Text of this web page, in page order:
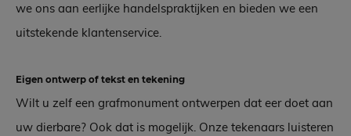
we ons aan eerlijke handelspraktijken en bieden we een
uitstekende klantenservice.
Eigen ontwerp of tekst en tekening
Wilt u zelf een grafmonument ontwerpen dat eer doet aan
uw dierbare? Ook dat is mogelijk. Onze tekenaars luisteren